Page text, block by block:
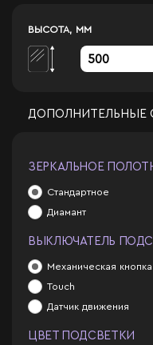
ВЫСОТА, ММ
ДОПОЛНИТЕЛЬНЫЕ
ЗЕРКАЛЬНОЕ
Стандартное
Диамант
ВЫКЛЮЧАТЕЛЬ
Механическая кнопка
Touch
Датчик движения
ЦВЕТ ПОДСВЕТКИ